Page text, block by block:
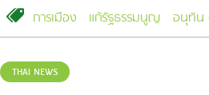
การเมือง แก้รัฐธรรมนูญ อนุทิน
THAI NEWS